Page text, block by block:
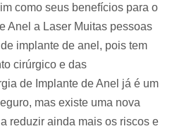
como seus benefícios para o
Anel a Laser Muitas pessoas
implante de anel, pois tem
cirúrgico e das
de Implante de Anel já é um
mas existe uma nova
reduzir ainda mais os riscos e